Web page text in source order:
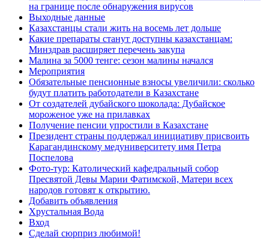
на границе после обнаружения вирусов
Выходные данные
Казахстанцы стали жить на восемь лет дольше
Какие препараты станут доступны казахстанцам:
Минздрав расширяет перечень закупа
Малина за 5000 тенге: сезон малины начался
Мероприятия
Обязательные пенсионные взносы увеличили: сколько
будут платить работодатели в Казахстане
От создателей дубайского шоколада: Дубайское
мороженое уже на прилавках
Получение пенсии упростили в Казахстане
Президент страны поддержал инициативу присвоить
Карагандинскому медуниверситету имя Петра
Поспелова
Фото-тур: Католический кафедральный собор
Пресвятой Девы Марии Фатимской, Матери всех
народов готовят к открытию.
Добавить объявления
Хрустальная Вода
Вход
Сделай сюрприз любимой!